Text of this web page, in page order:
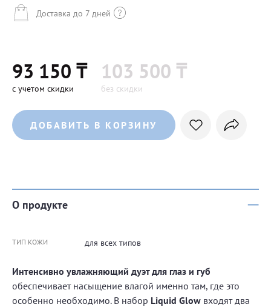
Доставка до 7 дней
93 150 ₸
с учетом скидки
103 500 ₸
без скидки
ДОБАВИТЬ В КОРЗИНУ
О продукте
ТИП КОЖИ для всех типов
Интенсивно увлажняющий дуэт для глаз и губ
обеспечивает насыщение влагой именно там, где это
особенно необходимо. В набор Liquid Glow входят два